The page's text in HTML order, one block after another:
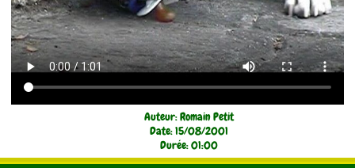
Auteur: Romain Petit
Date: 15/08/2001
Durée: 01:00